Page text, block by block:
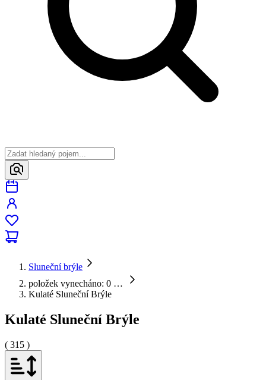
Sluneční brýle
položek vynecháno: 0 …
Kulaté Sluneční Brýle
Kulaté Sluneční Brýle
( 315 )